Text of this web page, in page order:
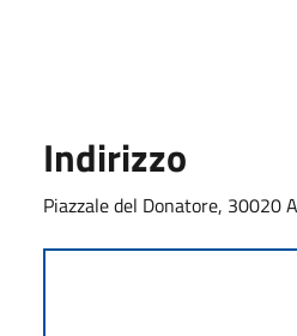
Indirizzo
Piazzale del Donatore, 30020